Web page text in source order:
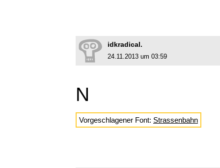
idkradical.
24.11.2013 um 03:59
N
Vorgeschlagener Font: Strassenbahn